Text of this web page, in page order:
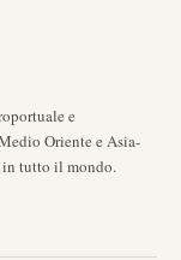
e
Oriente e Asia-
in tutto il mondo.